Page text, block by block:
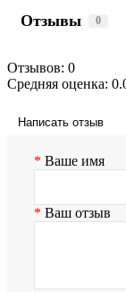
Отзывы 0
Отзывов: 0
Средняя оценка:
Написать отзыв
Ваше имя
Ваш отзыв